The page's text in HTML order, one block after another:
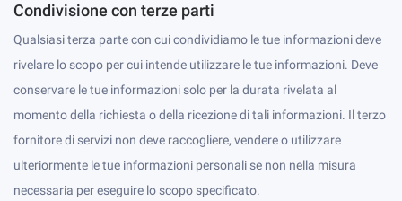
Condivisione con terze parti
Qualsiasi terza parte con cui condividiamo le tue informazioni deve
rivelare lo scopo per cui intende utilizzare le tue informazioni. Deve
conservare le tue informazioni solo per la durata rivelata al
momento della richiesta o della ricezione di tali informazioni. Il terzo
fornitore di servizi non deve raccogliere, vendere o utilizzare
ulteriormente le tue informazioni personali se non nella misura
necessaria per eseguire lo scopo specificato.